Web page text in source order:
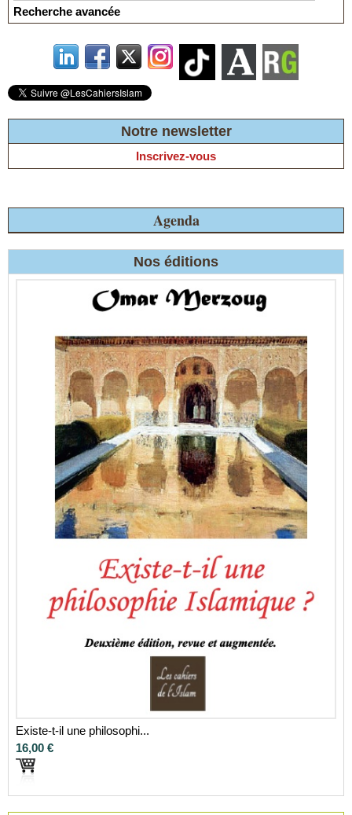
Recherche avancée
Notre newsletter
Inscrivez-vous
Agenda
Nos éditions
Existe-t-il une philosophi...
16,00 €